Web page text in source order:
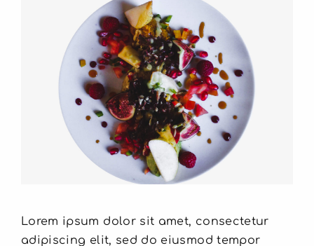
Lorem ipsum dolor sit amet, consectetur
adipiscing elit, sed do eiusmod tempor